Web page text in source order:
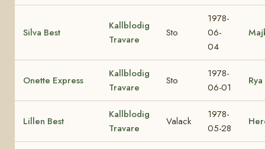
Silva Best
Kallblodig
Travare
Sto
1978-
06-
04
Onette Express
Kallblodig
Travare
Sto
1978-
06-01
Lillen Best
Kallblodig
Travare
Valack
1978-
05-28